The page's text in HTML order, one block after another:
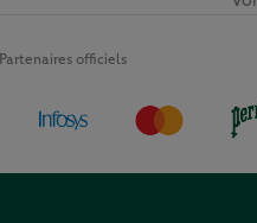
Partenaires officiels